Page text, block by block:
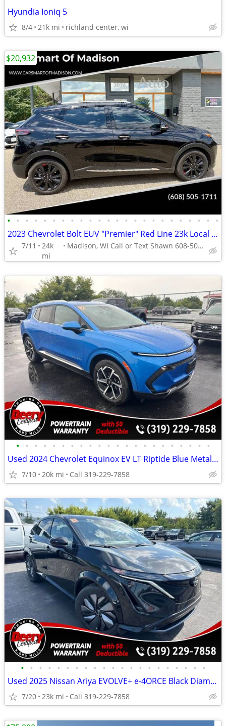
Hyundia Ioniq 5
8/4 21k mi richland center, wi
• • • • • • • • • • • • • • • • • • • • • • • •
2023 Chevrolet Bolt EUV "Premier" Red Line 23k Local Clean Title
7/11
24k
mi
Madison, WI Call or Text Shawn 608-505-1711
$20,932
• • • • • • • • • • • • • • • • • • • • • •
Used 2024 Chevrolet Equinox EV LT Riptide Blue Metallic
7/10 20k mi Call 319-229-7858
• • • • • • • • • • • • • • • • • • • • •
Used 2025 Nissan Ariya EVOLVE+ e-4ORCE Black Diamond Pearl
7/20 23k mi Call 319-229-7858